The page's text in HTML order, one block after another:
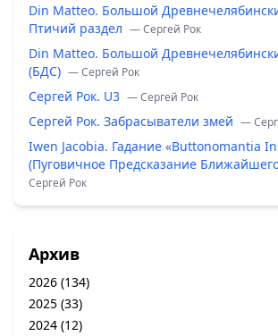
Din Matteo. Большой
Птичий раздел — Сергей Рок
Din Matteo. Большой
(БДС) — Сергей Рок
Сергей Рок. U3 — Сергей Рок
Сергей Рок. Забрасыватели змей —
Iwen Jacobia. Гадание «Buttonomantia
(Пуговичное Предсказание
Сергей Рок
Архив
2026 (134)
2025 (33)
2024 (12)